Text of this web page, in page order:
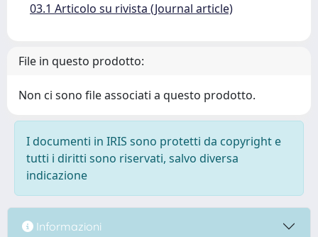
03.1 Articolo su rivista (Journal article)
File in questo prodotto:
Non ci sono file associati a questo prodotto.
I documenti in IRIS sono protetti da copyright e
tutti i diritti sono riservati, salvo diversa
indicazione
Informazioni